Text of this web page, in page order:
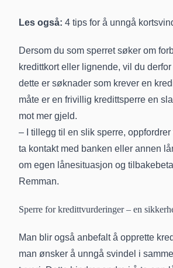
Les også: 4 tips for å unngå
Dersom du som sperret søker om
kredittkort eller lignende, vil du
dette er søknader som krever en
måte er en frivillig kredittsperre en
mot mer gjeld.
– I tillegg til en slik sperre,
ta kontakt med banken eller annen
om egen lånesituasjon og
Remman.
Sperre for kredittvurderinger – en
Man blir også anbefalt å opprette
man ønsker å unngå svindel i